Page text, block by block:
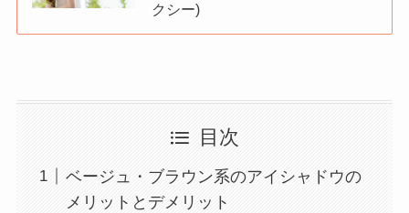
クシー)
目次
ベージュ・ブラウン系のアイシャドウの
メリットとデメリット